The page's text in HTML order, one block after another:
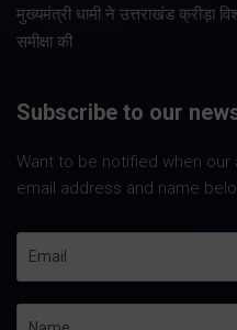
मुख्यमंत्री धामी ने उत्तराखंड क्रीड़ा
समीक्षा की
Subscribe to our
Want to be notified when
email address and name